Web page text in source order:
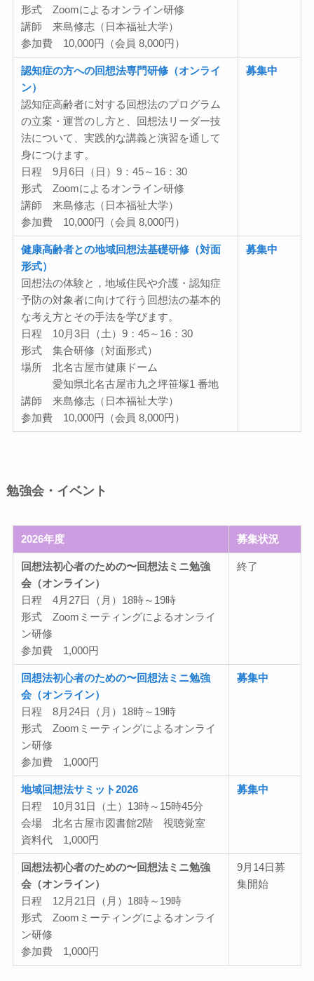
形式 Zoomによるオンライン研修
講師 来島修志（日本福祉大学）
参加費 10,000円（会員 8,000円）
認知症の方への回想法専門研修（オンライ
ン）
認知症高齢者に対する回想法のプログラム
の立案・運営のし方と、回想法リーダー技
法について、実践的な講義と演習を通して
身につけます。
日程 9月6日（日）9：45～16：30
形式 Zoomによるオンライン研修
講師 来島修志（日本福祉大学）
参加費 10,000円（会員 8,000円）
募集中
健康高齢者との地域回想法基礎研修（対面
形式）
回想法の体験と，地域住民や介護・認知症
予防の対象者に向けて行う回想法の基本的
な考え方とその手法を学びます。
日程 10月3日（土）9：45～16：30
形式 集合研修（対面形式）
場所 北名古屋市健康ドーム
愛知県北名古屋市九之坪笹塚1 番地
講師 来島修志（日本福祉大学）
参加費 10,000円（会員 8,000円）
募集中
勉強会・イベント
2026年度 募集状況
回想法初心者のための〜回想法ミニ勉強
会（オンライン）
日程 4月27日（月）18時～19時
形式 Zoomミーティングによるオンライ
ン研修
参加費 1,000円
終了
回想法初心者のための〜回想法ミニ勉強
会（オンライン）
日程 8月24日（月）18時～19時
形式 Zoomミーティングによるオンライ
ン研修
参加費 1,000円
募集中
地域回想法サミット2026
日程 10月31日（土）13時～15時45分
会場 北名古屋市図書館2階 視聴覚室
資料代 1,000円
募集中
回想法初心者のための〜回想法ミニ勉強
会（オンライン）
日程 12月21日（月）18時～19時
形式 Zoomミーティングによるオンライ
ン研修
参加費 1,000円
9月14日募
集開始